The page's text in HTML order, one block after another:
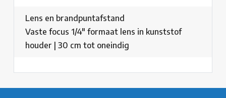
Lens en brandpuntafstand
Vaste focus 1/4" formaat lens in kunststof
houder | 30 cm tot oneindig